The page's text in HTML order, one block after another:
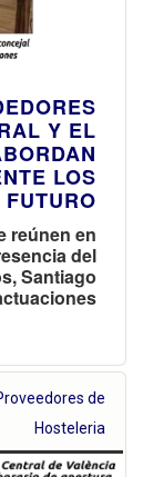
Y EL
LOS
reúnen en
del
Santiago
de
Hosteleria